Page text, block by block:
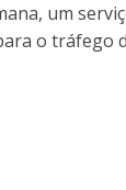
um
o tráfego